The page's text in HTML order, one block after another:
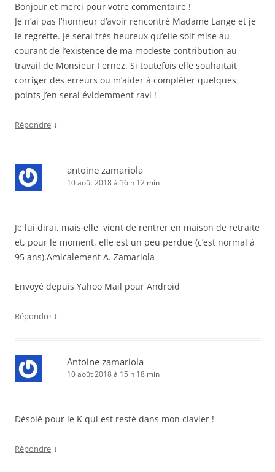
Bonjour et merci pour votre commentaire !
Je n’ai pas l’honneur d’avoir rencontré Madame Lange et je
le regrette. Je serai très heureux qu’elle soit mise au
courant de l’existence de ma modeste contribution au
travail de Monsieur Fernez. Si toutefois elle souhaitait
corriger des erreurs ou m’aider à compléter quelques
points j’en serai évidemment ravi !
Répondre ↓
antoine zamariola
10 août 2018 à 16 h 12 min
Je lui dirai, mais elle vient de rentrer en maison de retraite
et, pour le moment, elle est un peu perdue (c’est normal à
95 ans).Amicalement A. Zamariola
Envoyé depuis Yahoo Mail pour Android
Répondre ↓
Antoine zamariola
10 août 2018 à 15 h 18 min
Désolé pour le K qui est resté dans mon clavier !
Répondre ↓